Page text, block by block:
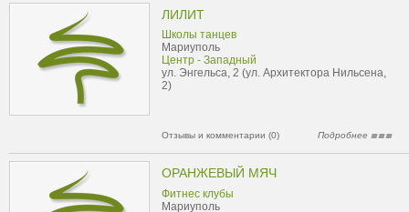
ЛИЛИТ
Школы танцев
Мариуполь
Центр - Западный
ул. Энгельса, 2 (ул. Архитектора Нильсена,
2)
Отзывы и комментарии (0) Подробнее
ОРАНЖЕВЫЙ МЯЧ
Фитнес клубы
Мариуполь